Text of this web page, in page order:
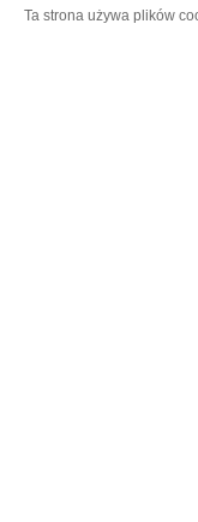
Ta strona używa plików